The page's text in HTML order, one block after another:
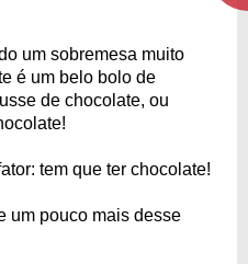
um sobremesa muito
é um belo bolo de
de chocolate, ou
tem que ter chocolate!
um pouco mais desse